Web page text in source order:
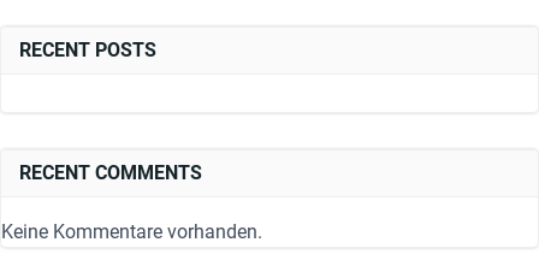
RECENT POSTS
RECENT COMMENTS
Keine Kommentare vorhanden.